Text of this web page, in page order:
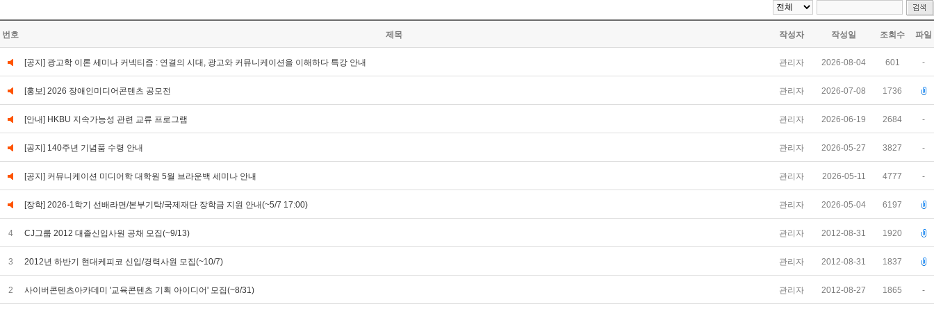
번호 제목 작성자 작성일 조회수 파일
[공지] 광고학 이론 세미나 커넥티즘 : 연결의 시대, 광고와 커뮤니케이션을 이해하다 특강 안내 관리자 2026-08-04 601 -
[홍보] 2026 장애인미디어콘텐츠 공모전 관리자 2026-07-08 1736
[안내] HKBU 지속가능성 관련 교류 프로그램 관리자 2026-06-19 2684 -
[공지] 140주년 기념품 수령 안내 관리자 2026-05-27 3827 -
[공지] 커뮤니케이션 미디어학 대학원 5월 브라운백 세미나 안내 관리자 2026-05-11 4777 -
[장학] 2026-1학기 선배라면/본부기탁/국제재단 장학금 지원 안내(~5/7 17:00) 관리자 2026-05-04 6197
4 CJ그룹 2012 대졸신입사원 공채 모집(~9/13) 관리자 2012-08-31 1920
3 2012년 하반기 현대케피코 신입/경력사원 모집(~10/7) 관리자 2012-08-31 1837
2 사이버콘텐츠아카데미 '교육콘텐츠 기획 아이디어' 모집(~8/31) 관리자 2012-08-27 1865 -